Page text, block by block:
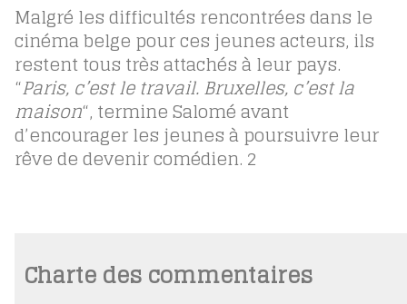
Malgré les difficultés rencontrées dans le
cinéma belge pour ces jeunes acteurs, ils
restent tous très attachés à leur pays.
“Paris, c’est le travail. Bruxelles, c’est la
maison“, termine Salomé avant
d’encourager les jeunes à poursuivre leur
rêve de devenir comédien. 2
Charte des commentaires